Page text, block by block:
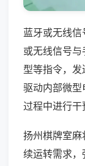
蓝牙或无线
或无线信号
型等指令，
驱动内部微
过程中进行干
扬州棋牌室
续运转需求